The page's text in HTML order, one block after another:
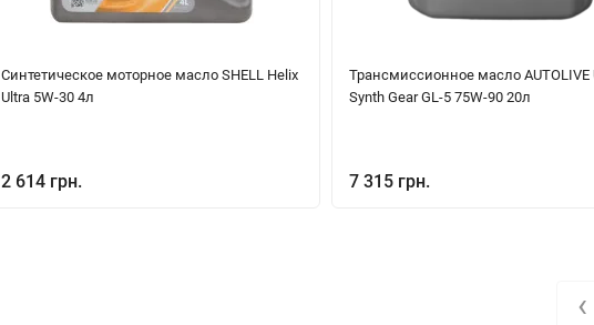
Синтетическое моторное масло SHELL Helix
Ultra 5W-30 4л
2 614 грн.
Трансмиссионное масло AUTOLIVE
Synth Gear GL-5 75W-90 20л
7 315 грн.
‹